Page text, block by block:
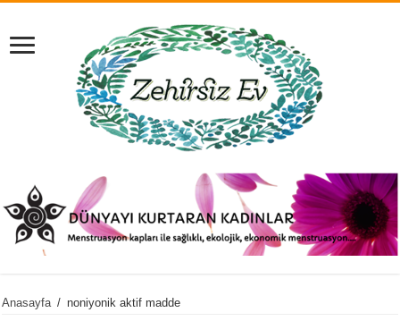
Anasayfa / noniyonik aktif madde